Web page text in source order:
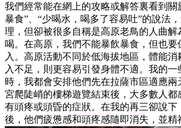
我們經常能在網上的攻略或解答裏看到關
暴食”、“少喝水，喝多了容易吐”的說法
理，但卻被很多自稱是高原老鳥的人曲解
喝。在高原，我們不能暴飲暴食，但也要
入。高原活動不同於低海拔地區，體能
入不足，則更容易引發身體不適。我的
時，我都會安排他們先在拉薩市區適應兩
宮爬陡峭的樓梯遊覽結束後，大多數人都
有頭疼或頭昏的症狀。在我的再三卻說下
後，他們疲憊感和頭疼感隨即消失，並精